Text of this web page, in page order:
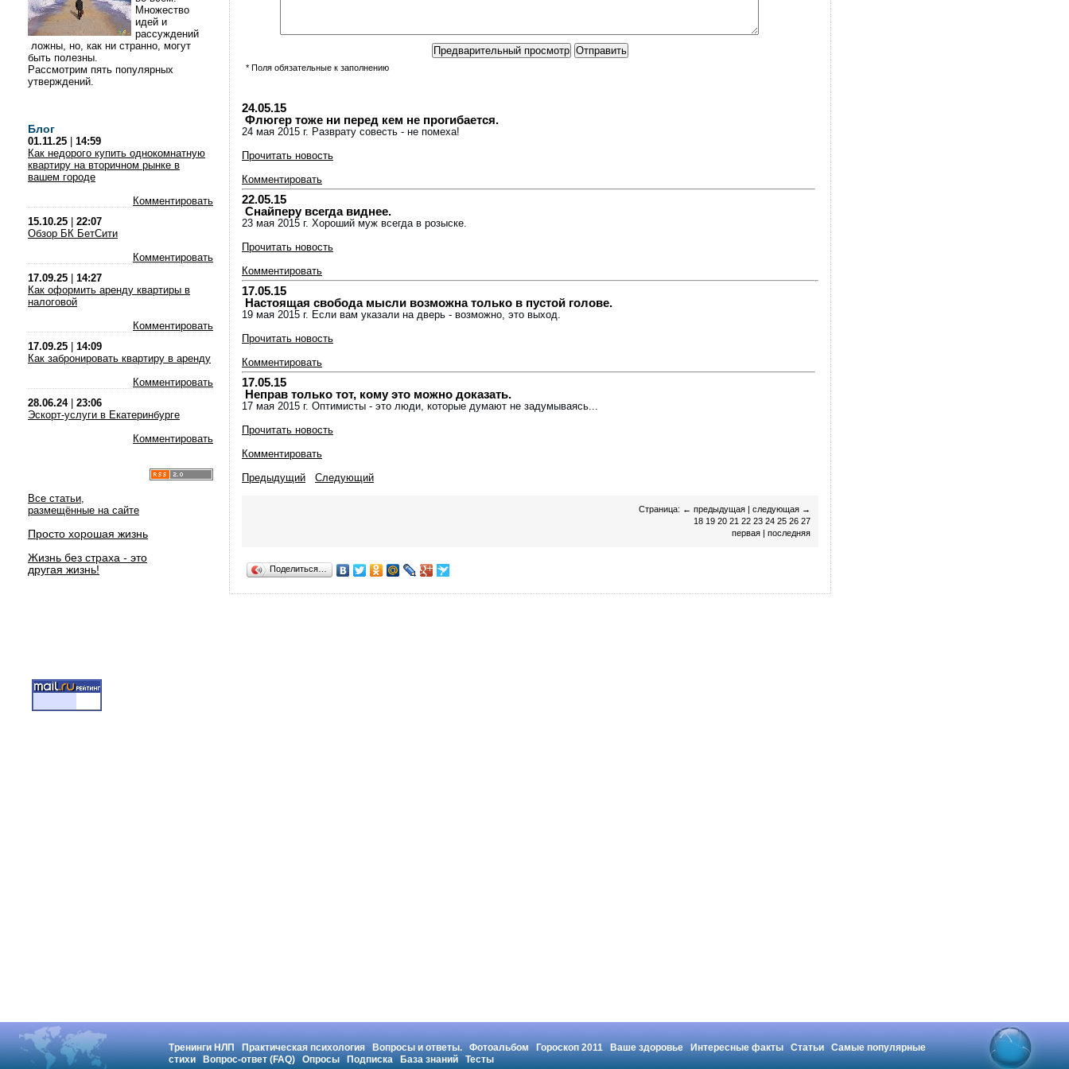
Множество
идей и
рассуждений
ложны, но, как ни странно, могут
быть полезны.
Рассмотрим пять популярных
утверждений.
Блог
01.11.25
14:59
Как недорого купить однокомнатную
квартиру на вторичном рынке в
вашем городе
Комментировать
15.10.25
22:07
Обзор БК БетСити
Комментировать
17.09.25
14:27
Как оформить аренду квартиры в
налоговой
Комментировать
17.09.25
14:09
Как забронировать квартиру в аренду
Комментировать
28.06.24| 23:06
Эскорт-услуги в Екатеринбурге
Комментировать
Все статьи,
размещённые на сайте
Просто хорошая жизнь
Жизнь без страха - это
другая жизнь!
* Поля обязательные к заполнению
24.05.15
Флюгер тоже ни перед кем не прогибается.
24 мая 2015 г. Разврату совесть - не помеха!
Прочитать новость
Комментировать
22.05.15
Снайперу всегда виднее.
23 мая 2015 г. Хороший муж всегда в розыске.
Прочитать новость
Комментировать
17.05.15
Настоящая свобода мысли возможна только в пустой голове.
19 мая 2015 г. Если вам указали на дверь - возможно, это выход.
Прочитать новость
Комментировать
17.05.15
Неправ только тот, кому это можно доказать.
17 мая 2015 г. Оптимисты - это люди, которые думают не задумываясь...
Прочитать новость
Комментировать
Предыдущий
Следующий
Страница: ← предыдущая | следующая →
18 19 20 21 22 23 24 25 26 27
первая | последняя
Поделиться…
Тренинги НЛП Практическая психология Вопросы и ответы. Фотоальбом Гороскоп 2011 Ваше здоровье Интересные факты Статьи
Самые популярные
стихи
Вопрос-ответ (FAQ) Опросы Подписка База знаний Тесты